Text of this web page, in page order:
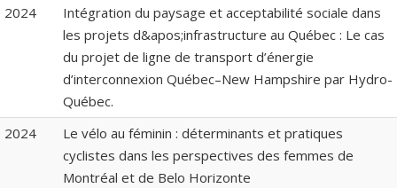
2024
Intégration du paysage et acceptabilité sociale dans
les projets d&apos;infrastructure au Québec : Le cas
du projet de ligne de transport d’énergie
d’interconnexion Québec–New Hampshire par Hydro-
Québec.
2024
Le vélo au féminin : déterminants et pratiques
cyclistes dans les perspectives des femmes de
Montréal et de Belo Horizonte